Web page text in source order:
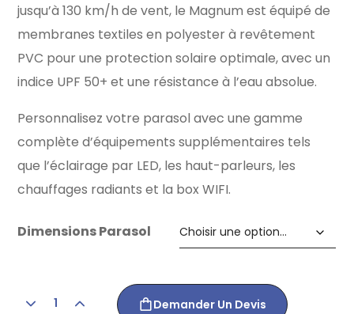
jusqu’à 130 km/h de vent, le Magnum est équipé de
membranes textiles en polyester à revêtement
PVC pour une protection solaire optimale, avec un
indice UPF 50+ et une résistance à l’eau absolue.
Personnalisez votre parasol avec une gamme
complète d’équipements supplémentaires tels
que l’éclairage par LED, les haut-parleurs, les
chauffages radiants et la box WIFI.
Dimensions Parasol
Demander Un Devis